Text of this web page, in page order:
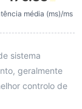
média (ms)/ms
sistema
geralmente
controlo de